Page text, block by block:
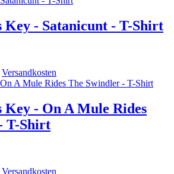
- Satanicunt - T-Shirt
Versandkosten
- On A Mule Rides
T-Shirt
Versandkosten